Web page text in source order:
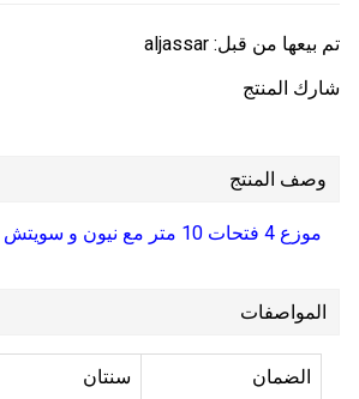
تم بيعها من قبل: aljassar
شارك المنتج
وصف المنتج
موزع 4 فتحات 10 متر مع نيون و سويتش 13 أمبير
المواصفات
الضمان سنتان